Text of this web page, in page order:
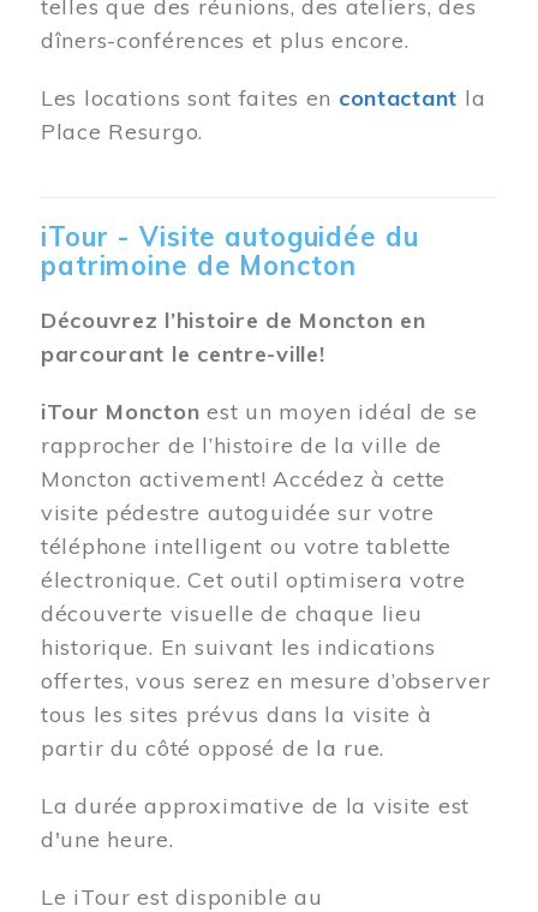
telles que des réunions, des ateliers, des
dîners-conférences et plus encore.
Les locations sont faites en contactant la
Place Resurgo.
iTour - Visite autoguidée du
patrimoine de Moncton
Découvrez l’histoire de Moncton en
parcourant le centre-ville!
iTour Moncton est un moyen idéal de se
rapprocher de l’histoire de la ville de
Moncton activement! Accédez à cette
visite pédestre autoguidée sur votre
téléphone intelligent ou votre tablette
électronique. Cet outil optimisera votre
découverte visuelle de chaque lieu
historique. En suivant les indications
offertes, vous serez en mesure d’observer
tous les sites prévus dans la visite à
partir du côté opposé de la rue.
La durée approximative de la visite est
d'une heure.
Le iTour est disponible au